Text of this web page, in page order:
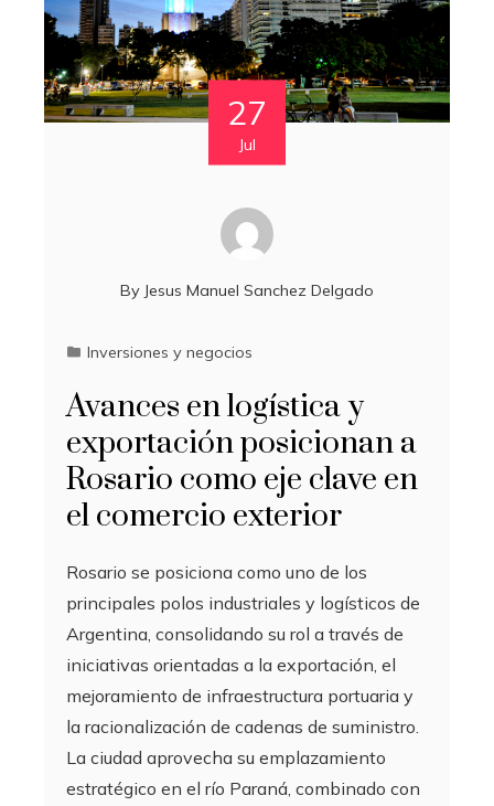
27
Jul
By Jesus Manuel Sanchez Delgado
Inversiones y negocios
Avances en logística y
exportación posicionan a
Rosario como eje clave en
el comercio exterior
Rosario se posiciona como uno de los
principales polos industriales y logísticos de
Argentina, consolidando su rol a través de
iniciativas orientadas a la exportación, el
mejoramiento de infraestructura portuaria y
la racionalización de cadenas de suministro.
La ciudad aprovecha su emplazamiento
estratégico en el río Paraná, combinado con